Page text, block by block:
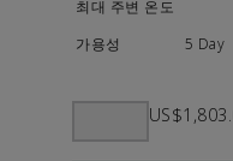
5 Day